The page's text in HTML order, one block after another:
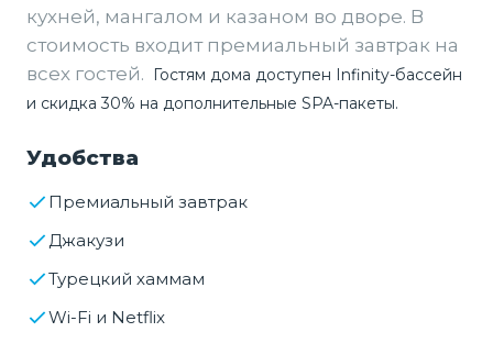
кухней, мангалом и казаном во дворе. В
стоимость входит премиальный завтрак на
всех гостей.
Гостям дома доступен Infinity-бассейн
и скидка 30% на дополнительные SPA-пакеты.
Удобства
Премиальный завтрак
Джакузи
Турецкий хаммам
Wi-Fi и Netflix